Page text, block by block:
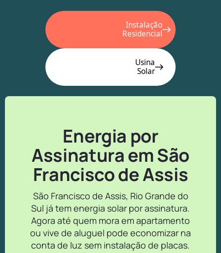
Instalação
Residencial
Usina
Solar
Energia por
Assinatura em São
Francisco de Assis
São Francisco de Assis, Rio Grande do
Sul já tem energia solar por assinatura.
Agora até quem mora em apartamento
ou vive de aluguel pode economizar na
conta de luz sem instalação de placas.